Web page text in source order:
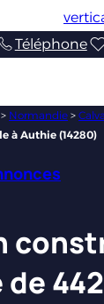
Téléphone
> Normandie >
à Authie (14280)